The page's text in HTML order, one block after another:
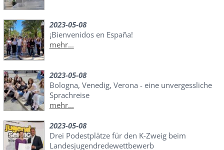
2023-05-08
¡Bienvenidos en España!
mehr...
2023-05-08
Bologna, Venedig, Verona - eine unvergessliche
Sprachreise
mehr...
2023-05-08
Drei Podestplätze für den K-Zweig beim
Landesjugendredewettbewerb